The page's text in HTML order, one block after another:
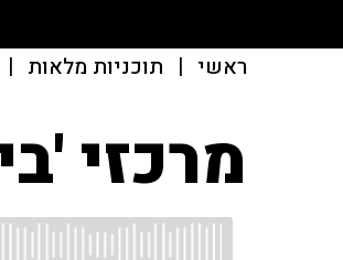
ראשי | תוכניות מלאות |
מרכזי